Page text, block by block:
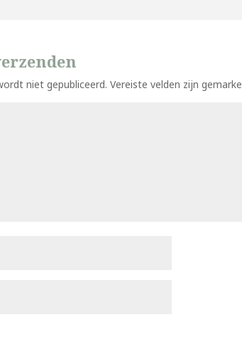
niet gepubliceerd. Vereiste velden zijn